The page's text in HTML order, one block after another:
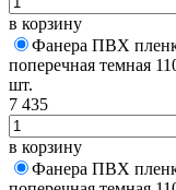
в корзину
Фанера ПВХ
поперечная темная
шт.
7 435
в корзину
Фанера ПВХ